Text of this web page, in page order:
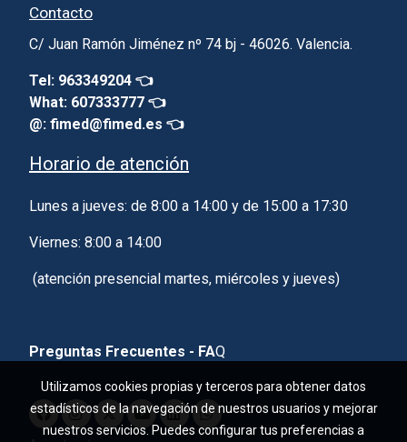
Contacto
C/ Juan Ramón Jiménez nº 74 bj - 46026. Valencia.
Tel: 963349204 👈
What: 607333777 👈
@: fimed@fimed.es 👈
Horario de atención
Lunes a jueves: de 8:00 a 14:00 y de 15:00 a 17:30
Viernes: 8:00 a 14:00
(atención presencial martes, miércoles y jueves)
Preguntas Frecuentes - FAQ
Utilizamos cookies propias y terceros para obtener datos
estadísticos de la navegación de nuestros usuarios y mejorar
nuestros servicios. Puedes configurar tus preferencias a